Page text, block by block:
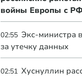
войны Европы с
02:55 Экс-министра
за утечку данных
02:51 Хуснуллин